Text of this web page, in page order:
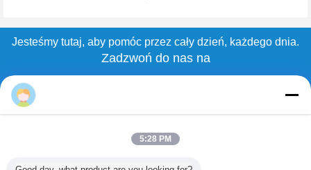
Jesteśmy tutaj, aby pomóc przez cały dzień, każdego dnia.
Zadzwoń do nas na
5:28 PM